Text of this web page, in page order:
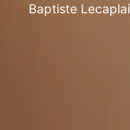
Baptiste